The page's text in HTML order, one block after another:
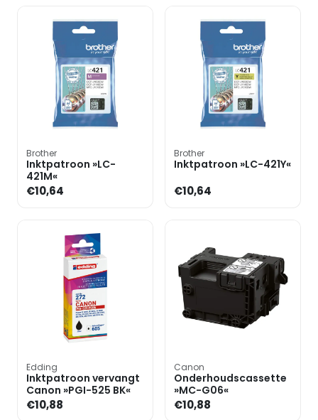
Brother
Inktpatroon »LC-
421M«
€10,64
Brother
Inktpatroon »LC-421Y«
€10,64
Edding
Inktpatroon vervangt
Canon »PGI-525 BK«
€10,88
Canon
Onderhoudscassette
»MC-G06«
€10,88